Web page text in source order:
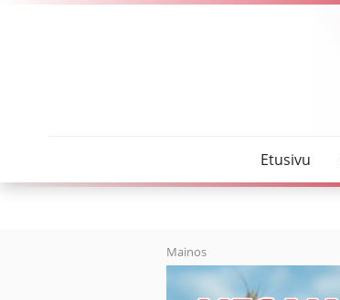
Etusivu
Mainos